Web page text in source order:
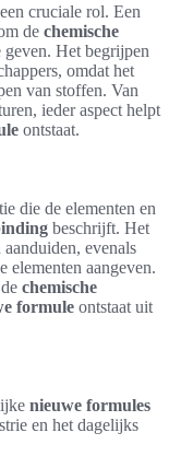
cruciale rol. Een
de chemische
Het begrijpen
omdat het
van stoffen. Van
ieder aspect helpt
ontstaat.
die de elementen en
beschrijft. Het
evenals
elementen aangeven.
chemische
formule ontstaat uit
nieuwe formules
en het dagelijks